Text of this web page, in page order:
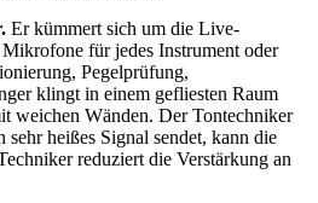
Er kümmert sich um die Live-
für jedes Instrument oder
Pegelprüfung,
klingt in einem gefliesten Raum
weichen Wänden. Der Tontechniker
sehr heißes Signal sendet, kann die
reduziert die Verstärkung an